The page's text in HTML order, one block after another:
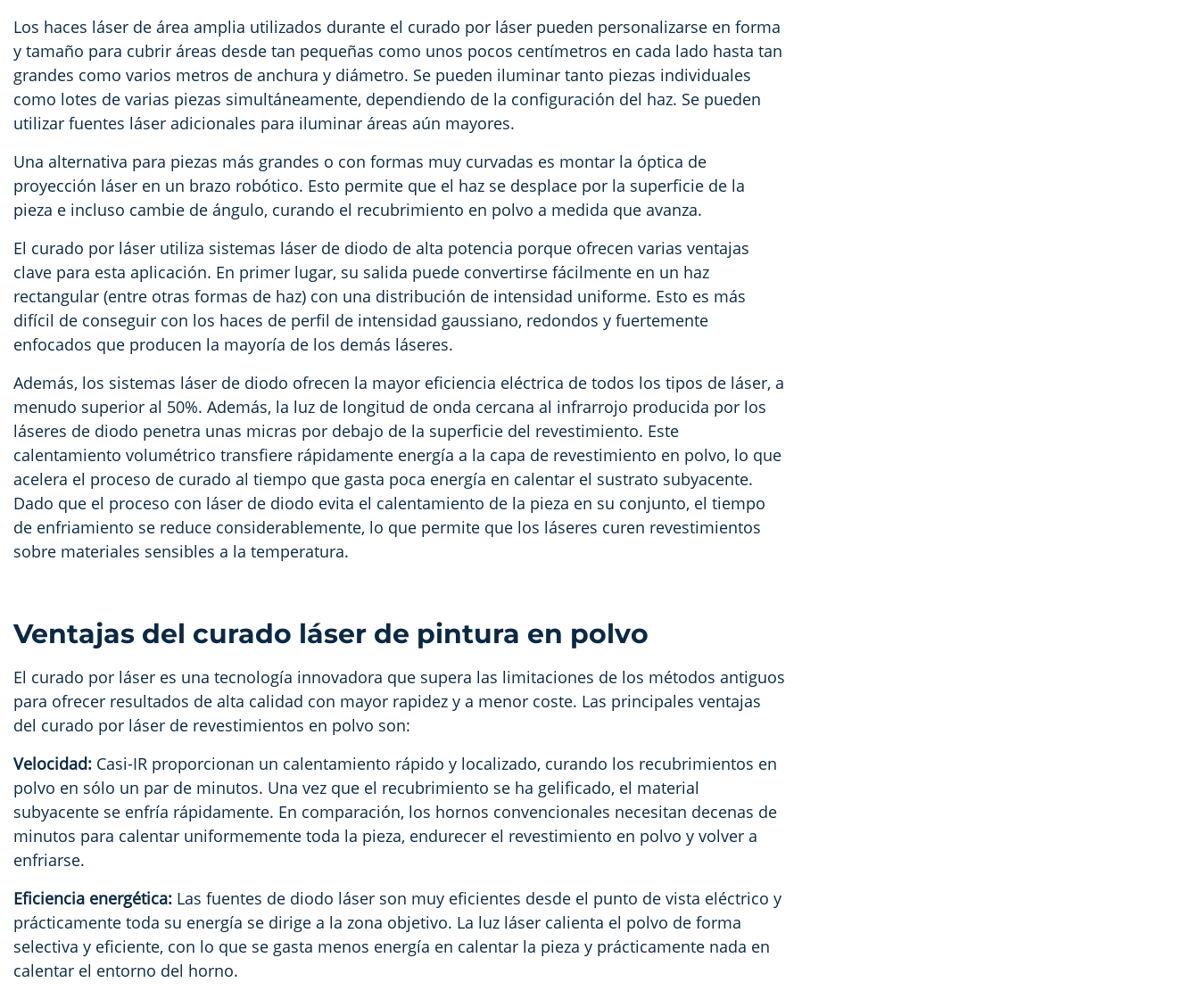
Los haces láser de área amplia utilizados durante el curado por láser pueden personalizarse en forma
y tamaño para cubrir áreas desde tan pequeñas como unos pocos centímetros en cada lado hasta tan
grandes como varios metros de anchura y diámetro. Se pueden iluminar tanto piezas individuales
como lotes de varias piezas simultáneamente, dependiendo de la configuración del haz. Se pueden
utilizar fuentes láser adicionales para iluminar áreas aún mayores.
Una alternativa para piezas más grandes o con formas muy curvadas es montar la óptica de
proyección láser en un brazo robótico. Esto permite que el haz se desplace por la superficie de la
pieza e incluso cambie de ángulo, curando el recubrimiento en polvo a medida que avanza.
El curado por láser utiliza sistemas láser de diodo de alta potencia porque ofrecen varias ventajas
clave para esta aplicación. En primer lugar, su salida puede convertirse fácilmente en un haz
rectangular (entre otras formas de haz) con una distribución de intensidad uniforme. Esto es más
difícil de conseguir con los haces de perfil de intensidad gaussiano, redondos y fuertemente
enfocados que producen la mayoría de los demás láseres.
Además, los sistemas láser de diodo ofrecen la mayor eficiencia eléctrica de todos los tipos de láser, a
menudo superior al 50%. Además, la luz de longitud de onda cercana al infrarrojo producida por los
láseres de diodo penetra unas micras por debajo de la superficie del revestimiento. Este
calentamiento volumétrico transfiere rápidamente energía a la capa de revestimiento en polvo, lo que
acelera el proceso de curado al tiempo que gasta poca energía en calentar el sustrato subyacente.
Dado que el proceso con láser de diodo evita el calentamiento de la pieza en su conjunto, el tiempo
de enfriamiento se reduce considerablemente, lo que permite que los láseres curen revestimientos
sobre materiales sensibles a la temperatura.
Ventajas del curado láser de pintura en polvo
El curado por láser es una tecnología innovadora que supera las limitaciones de los métodos antiguos
para ofrecer resultados de alta calidad con mayor rapidez y a menor coste. Las principales ventajas
del curado por láser de revestimientos en polvo son:
Velocidad: Casi-IR proporcionan un calentamiento rápido y localizado, curando los recubrimientos en
polvo en sólo un par de minutos. Una vez que el recubrimiento se ha gelificado, el material
subyacente se enfría rápidamente. En comparación, los hornos convencionales necesitan decenas de
minutos para calentar uniformemente toda la pieza, endurecer el revestimiento en polvo y volver a
enfriarse.
Eficiencia energética: Las fuentes de diodo láser son muy eficientes desde el punto de vista eléctrico y
prácticamente toda su energía se dirige a la zona objetivo. La luz láser calienta el polvo de forma
selectiva y eficiente, con lo que se gasta menos energía en calentar la pieza y prácticamente nada en
calentar el entorno del horno.